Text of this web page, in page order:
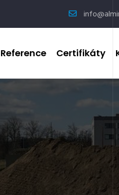
Reference Certifikáty